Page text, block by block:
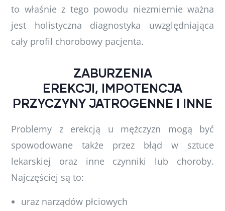
to właśnie z tego powodu niezmiernie ważna
jest holistyczna diagnostyka uwzględniająca
cały profil chorobowy pacjenta.
ZABURZENIA
EREKCJI, IMPOTENCJA
PRZYCZYNY JATROGENNE I INNE
Problemy z erekcją u mężczyzn mogą być
spowodowane także przez błąd w sztuce
lekarskiej oraz inne czynniki lub choroby.
Najczęściej są to:
uraz narządów płciowych